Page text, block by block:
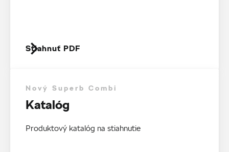
Stiahnuť PDF
Nový Superb Combi
Katalóg
Produktový katalóg na stiahnutie